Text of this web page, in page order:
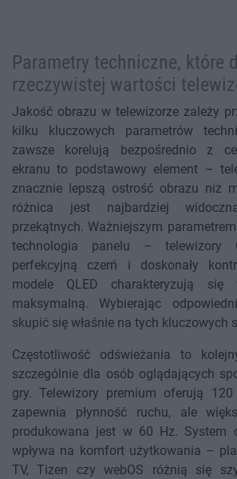
Parametry techniczne, które
rzeczywistej wartości
Jakość obrazu w telewizorze zależy
kilku kluczowych parametrów
zawsze korelują bezpośrednio z
ekranu to podstawowy element –
znacznie lepszą ostrość obrazu niż
różnica jest najbardziej
przekątnych. Ważniejszym
technologia panelu – telewizory
perfekcyjną czerń i doskonały
modele QLED charakteryzują się
maksymalną. Wybierając
skupić się właśnie na tych kluczowych
Częstotliwość odświeżania to
szczególnie dla osób oglądających
gry. Telewizory premium oferują
zapewnia płynność ruchu, ale
produkowana jest w 60 Hz. System
wpływa na komfort użytkowania –
TV, Tizen czy webOS różnią się